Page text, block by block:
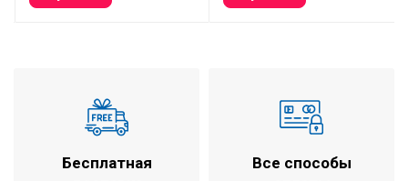
испарителя
Количество компрессоров
Регулировка
(опционально
Бесплатная
Все способы